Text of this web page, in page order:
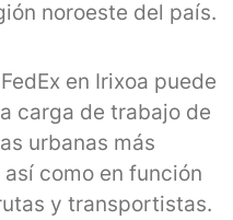
noroeste del país.
en Irixoa puede
carga de trabajo de
urbanas más
como en función
y transportistas.